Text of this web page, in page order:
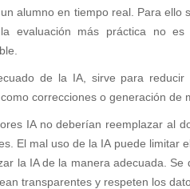
alumno en tiempo real. Para ello
evaluación más práctica no
de la IA, sirve para
correcciones o generación de
IA no deberían reemplazar al
El mal uso de la IA puede limitar
la IA de la manera adecuada.
transparentes y respeten los